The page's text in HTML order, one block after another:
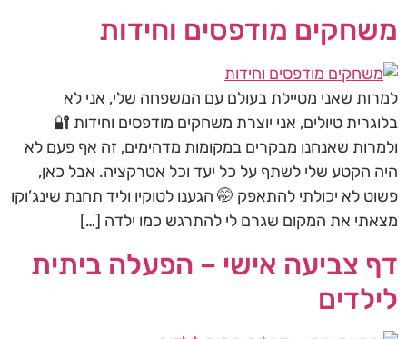
משחקים מודפסים וחידות
למרות שאני מטיילת בעולם עם המשפחה שלי, אני לא
בלוגרית טיולים, אני יוצרת משחקים מודפסים וחידות 🔐
ולמרות שאנחנו מבקרים במקומות מדהימים, זה אף פעם לא
היה הקטע שלי לשתף על כל יעד וכל אטרקציה. אבל כאן,
פשוט לא יכולתי להתאפק 🤭 הגענו לטוקיו וליד תחנת שינג’וקו
מצאתי את המקום שגרם לי להתרגש כמו ילדה […]
דף צביעה אישי – הפעלה ביתית
לילדים